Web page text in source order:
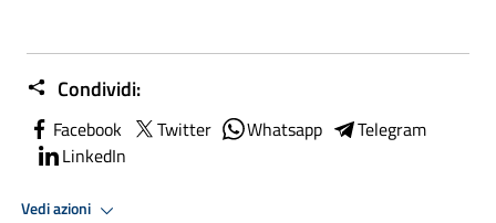
Condividi:
Facebook Twitter Whatsapp
Telegram
LinkedIn
Vedi azioni